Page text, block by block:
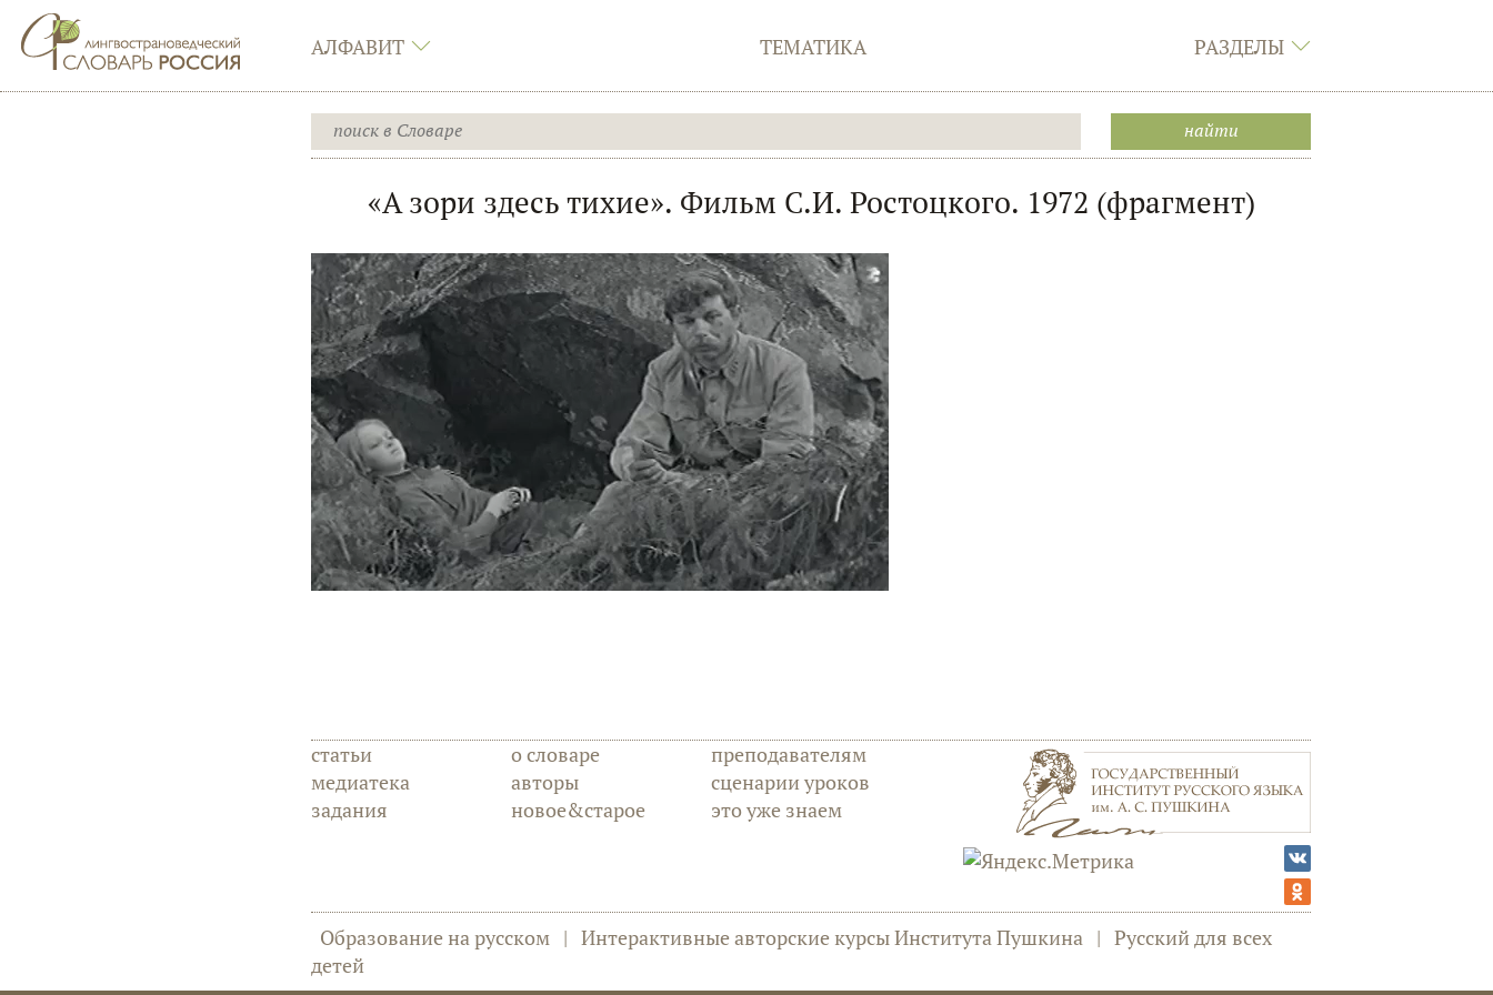
АЛФАВИТ ТЕМАТИКА РАЗДЕЛЫ
«А зори здесь тихие». Фильм С.И. Ростоцкого. 1972 (фрагмент)
статьи
медиатека
задания
о словаре
авторы
новое&старое
преподавателям
сценарии уроков
это уже знаем
Образование на русском | Интерактивные авторские курсы Института Пушкина | Русский для всех
детей